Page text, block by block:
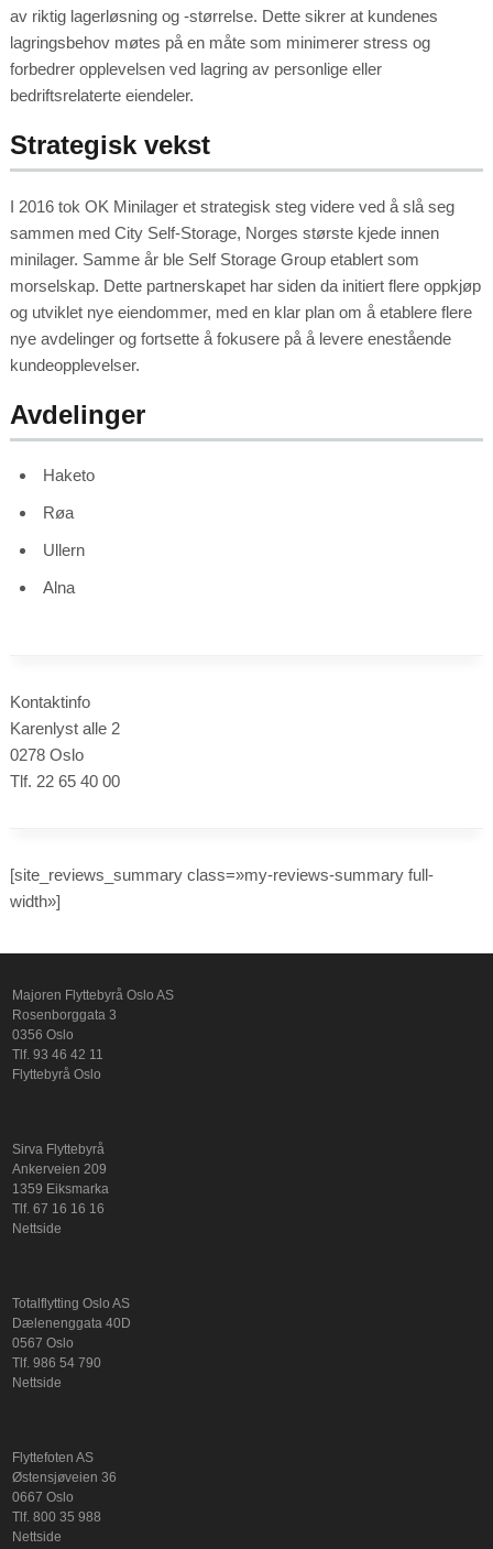
av riktig lagerløsning og -størrelse. Dette sikrer at kundenes
lagringsbehov møtes på en måte som minimerer stress og
forbedrer opplevelsen ved lagring av personlige eller
bedriftsrelaterte eiendeler.
Strategisk vekst
I 2016 tok OK Minilager et strategisk steg videre ved å slå seg
sammen med City Self-Storage, Norges største kjede innen
minilager. Samme år ble Self Storage Group etablert som
morselskap. Dette partnerskapet har siden da initiert flere oppkjøp
og utviklet nye eiendommer, med en klar plan om å etablere flere
nye avdelinger og fortsette å fokusere på å levere enestående
kundeopplevelser.
Avdelinger
Haketo
Røa
Ullern
Alna
Kontaktinfo
Karenlyst alle 2
0278 Oslo
Tlf. 22 65 40 00
[site_reviews_summary class=»my-reviews-summary full-
width»]
Majoren Flyttebyrå Oslo AS
Rosenborggata 3
0356 Oslo
Tlf. 93 46 42 11
Flyttebyrå Oslo
Sirva Flyttebyrå
Ankerveien 209
1359 Eiksmarka
Tlf. 67 16 16 16
Nettside
Totalflytting Oslo AS
Dælenenggata 40D
0567 Oslo
Tlf. 986 54 790
Nettside
Flyttefoten AS
Østensjøveien 36
0667 Oslo
Tlf. 800 35 988
Nettside